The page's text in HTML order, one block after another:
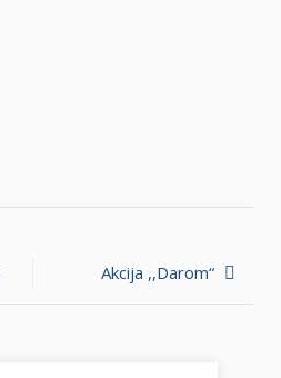
Akcija ,,Darom“